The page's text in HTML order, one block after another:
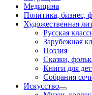
Медицина
Политика, бизнес,
Художественная
Русская
Зарубежная
Поэзия
Сказки,
Книги для
Собрания
Искусство